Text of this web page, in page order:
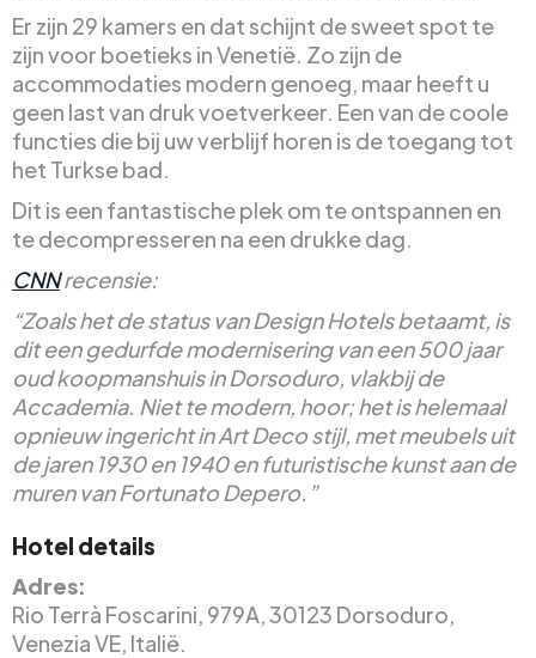
Er zijn 29 kamers en dat schijnt de sweet spot te
zijn voor boetieks in Venetië. Zo zijn de
accommodaties modern genoeg, maar heeft u
geen last van druk voetverkeer. Een van de coole
functies die bij uw verblijf horen is de toegang tot
het Turkse bad.
Dit is een fantastische plek om te ontspannen en
te decompresseren na een drukke dag.
CNNrecensie:
“Zoals het de status van Design Hotels betaamt, is
dit een gedurfde modernisering van een 500 jaar
oud koopmanshuis in Dorsoduro, vlakbij de
Accademia. Niet te modern, hoor; het is helemaal
opnieuw ingericht in Art Deco stijl, met meubels uit
de jaren 1930 en 1940 en futuristische kunst aan de
muren van Fortunato Depero.”
Hotel details
Adres:
Rio Terrà Foscarini, 979A, 30123 Dorsoduro,
Venezia VE, Italië.